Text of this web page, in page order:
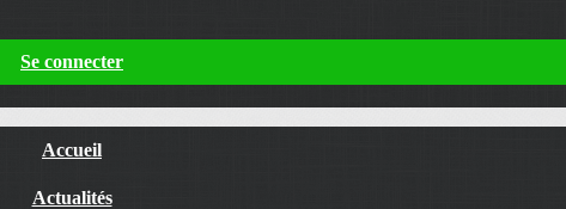
Se connecter
Accueil
Actualités